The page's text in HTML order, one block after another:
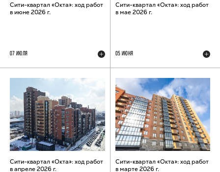
Сити-квартал «Окта»: ход работ
в июне 2026 г.
07 ИЮЛЯ
Сити-квартал «Окта»: ход работ
в мае 2026 г.
05 ИЮНЯ
Сити-квартал «Окта»: ход работ
в апреле 2026 г.
Сити-квартал «Окта»: ход работ
в марте 2026 г.